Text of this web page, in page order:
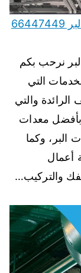
تنظيف دكت التكييف المركزي مخيمات البر 66447449
نرحب بكم
التي
والتي
معدات
البر، وكما
أعمال
والتركيب…